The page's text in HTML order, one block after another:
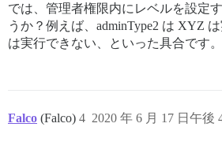
では、管理者権限内にレベルを設定
うか？例えば、adminType2 は XYZ
は実行できない、といった具合です。
Falco (Falco) 2020 年 6 月 17 日午後
4